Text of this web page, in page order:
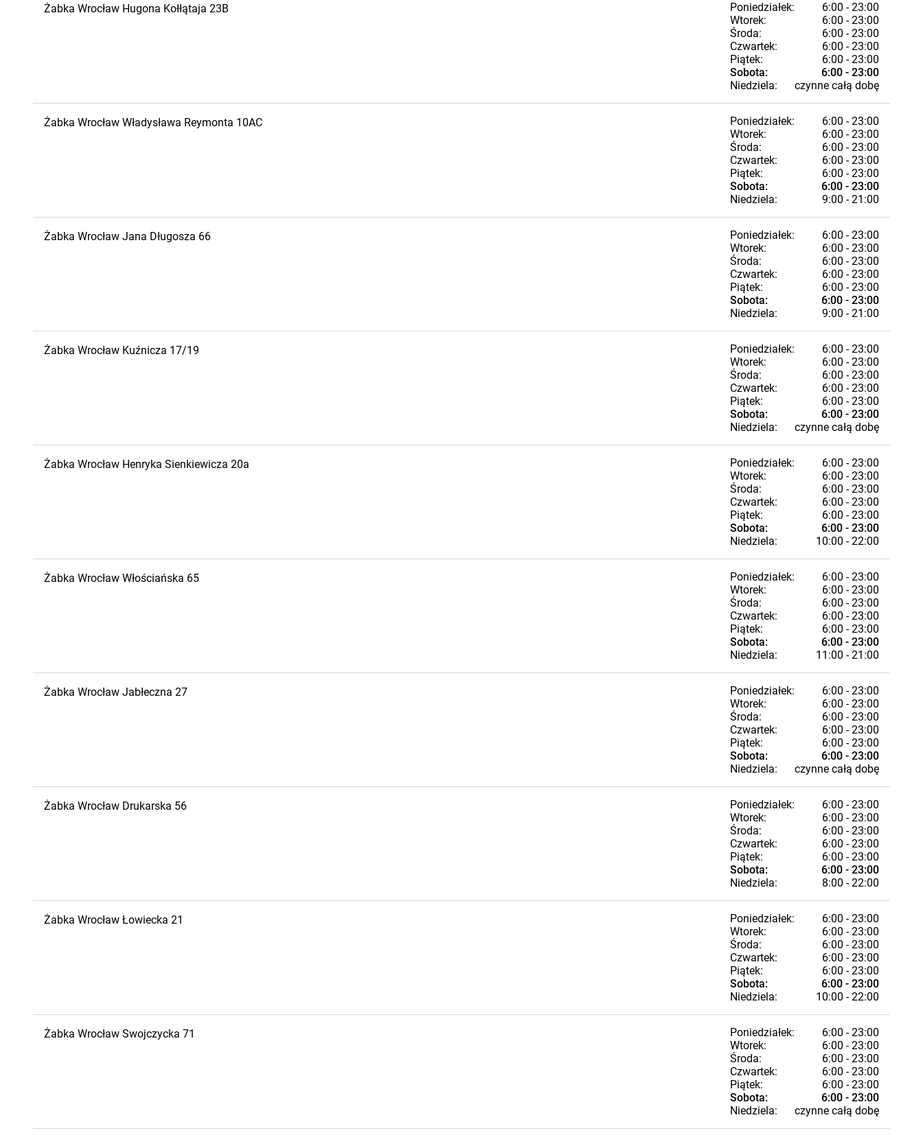
Żabka Wrocław Hugona Kołłątaja 23B Poniedziałek:
6:00 - 23:00
Wtorek:
6:00 - 23:00
Środa:
6:00 - 23:00
Czwartek:
6:00 - 23:00
Piątek:
6:00 - 23:00
Sobota:
6:00 - 23:00
Niedziela:
czynne całą dobę
Żabka Wrocław Władysława Reymonta 10AC Poniedziałek:
6:00 - 23:00
Wtorek:
6:00 - 23:00
Środa:
6:00 - 23:00
Czwartek:
6:00 - 23:00
Piątek:
6:00 - 23:00
Sobota:
6:00 - 23:00
Niedziela:
9:00 - 21:00
Żabka Wrocław Jana Długosza 66 Poniedziałek:
6:00 - 23:00
Wtorek:
6:00 - 23:00
Środa:
6:00 - 23:00
Czwartek:
6:00 - 23:00
Piątek:
6:00 - 23:00
Sobota:
6:00 - 23:00
Niedziela:
9:00 - 21:00
Żabka Wrocław Kuźnicza 17/19 Poniedziałek:
6:00 - 23:00
Wtorek:
6:00 - 23:00
Środa:
6:00 - 23:00
Czwartek:
6:00 - 23:00
Piątek:
6:00 - 23:00
Sobota:
6:00 - 23:00
Niedziela:
czynne całą dobę
Żabka Wrocław Henryka Sienkiewicza 20a Poniedziałek:
6:00 - 23:00
Wtorek:
6:00 - 23:00
Środa:
6:00 - 23:00
Czwartek:
6:00 - 23:00
Piątek:
6:00 - 23:00
Sobota:
6:00 - 23:00
Niedziela:
10:00 - 22:00
Żabka Wrocław Włościańska 65 Poniedziałek:
6:00 - 23:00
Wtorek:
6:00 - 23:00
Środa:
6:00 - 23:00
Czwartek:
6:00 - 23:00
Piątek:
6:00 - 23:00
Sobota:
6:00 - 23:00
Niedziela:
11:00 - 21:00
Żabka Wrocław Jabłeczna 27 Poniedziałek:
6:00 - 23:00
Wtorek:
6:00 - 23:00
Środa:
6:00 - 23:00
Czwartek:
6:00 - 23:00
Piątek:
6:00 - 23:00
Sobota:
6:00 - 23:00
Niedziela:
czynne całą dobę
Żabka Wrocław Drukarska 56 Poniedziałek:
6:00 - 23:00
Wtorek:
6:00 - 23:00
Środa:
6:00 - 23:00
Czwartek:
6:00 - 23:00
Piątek:
6:00 - 23:00
Sobota:
6:00 - 23:00
Niedziela:
8:00 - 22:00
Żabka Wrocław Łowiecka 21 Poniedziałek:
6:00 - 23:00
Wtorek:
6:00 - 23:00
Środa:
6:00 - 23:00
Czwartek:
6:00 - 23:00
Piątek:
6:00 - 23:00
Sobota:
6:00 - 23:00
Niedziela:
10:00 - 22:00
Żabka Wrocław Swojczycka 71 Poniedziałek:
6:00 - 23:00
Wtorek:
6:00 - 23:00
Środa:
6:00 - 23:00
Czwartek:
6:00 - 23:00
Piątek:
6:00 - 23:00
Sobota:
6:00 - 23:00
Niedziela:
czynne całą dobę